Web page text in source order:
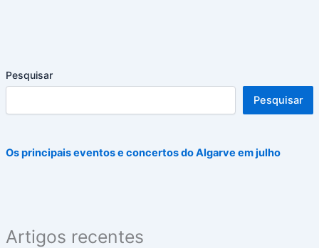
Pesquisar
Pesquisar
Os principais eventos e concertos do Algarve em julho
Artigos recentes